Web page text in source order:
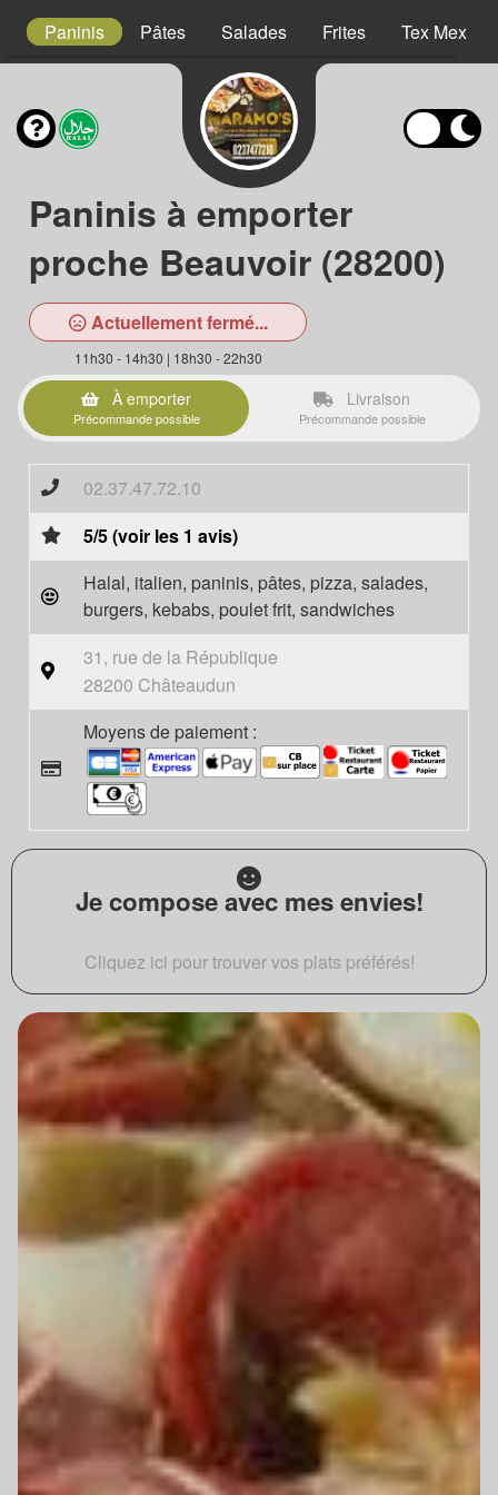
Paninis Pâtes Salades Frites Tex Mex
Paninis à emporter
proche Beauvoir (28200)
Actuellement fermé...
11h30 - 14h30 | 18h30 - 22h30
À emporter
Précommande possible
Livraison
Précommande possible
02.37.47.72.10
5/5 (voir les 1 avis)
Halal, italien, paninis, pâtes, pizza, salades,
burgers, kebabs, poulet frit, sandwiches
31, rue de la République
28200 Châteaudun
Moyens de paiement :
Je compose avec mes envies!
Cliquez ici pour trouver vos plats préférés!